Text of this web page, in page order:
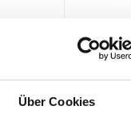
Über Cookies